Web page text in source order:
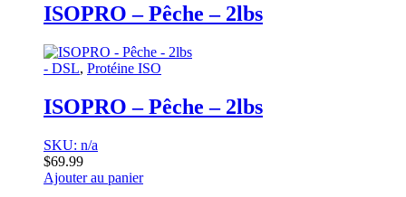
ISOPRO – Pêche – 2lbs
- DSL, Protéine ISO
ISOPRO – Pêche – 2lbs
SKU: n/a
$69.99
Ajouter au panier